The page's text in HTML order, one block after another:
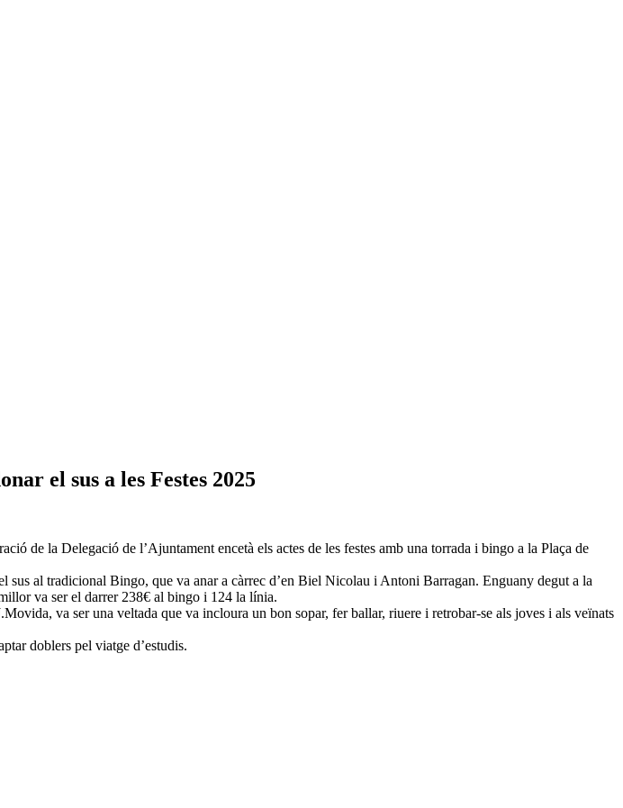
el sus a les Festes 2025
de la Delegació de l’Ajuntament encetà els actes de les festes amb una torrada i bingo a la Plaça de
sus al tradicional Bingo, que va anar a càrrec d’en Biel Nicolau i Antoni Barragan. Enguany degut a la
va ser el darrer 238€ al bingo i 124 la línia.
va ser una veltada que va incloura un bon sopar, fer ballar, riuere i retrobar-se als joves i als veïnats
doblers pel viatge d’estudis.